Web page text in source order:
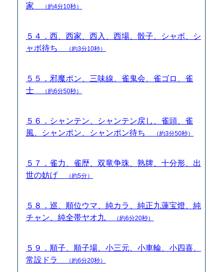
家 （約4分10秒）
５４．西、西家、西入、西場、骰子、シャボ、シ
ャボ待ち
（約3分10秒）
５５．邪魔ポン、三味線、雀鬼会、雀ゴロ、雀
士
（約6分50秒）
５６．シャンテン、シャンテン戻し、雀頭、雀
風、シャンポン、シャンポン待ち
（約3分50秒）
５７．雀力、雀歴、双竜争珠、熟牌、十分形、出
世の妨げ
（約5分）
５８．巡、順位ウマ、純カラ、純正九蓮宝燈、純
チャン、純全帯ヤオ九
（約6分20秒）
５９．順子、順子場、小三元、小車輪、小四喜、
常設ドラ
（約6分20秒）